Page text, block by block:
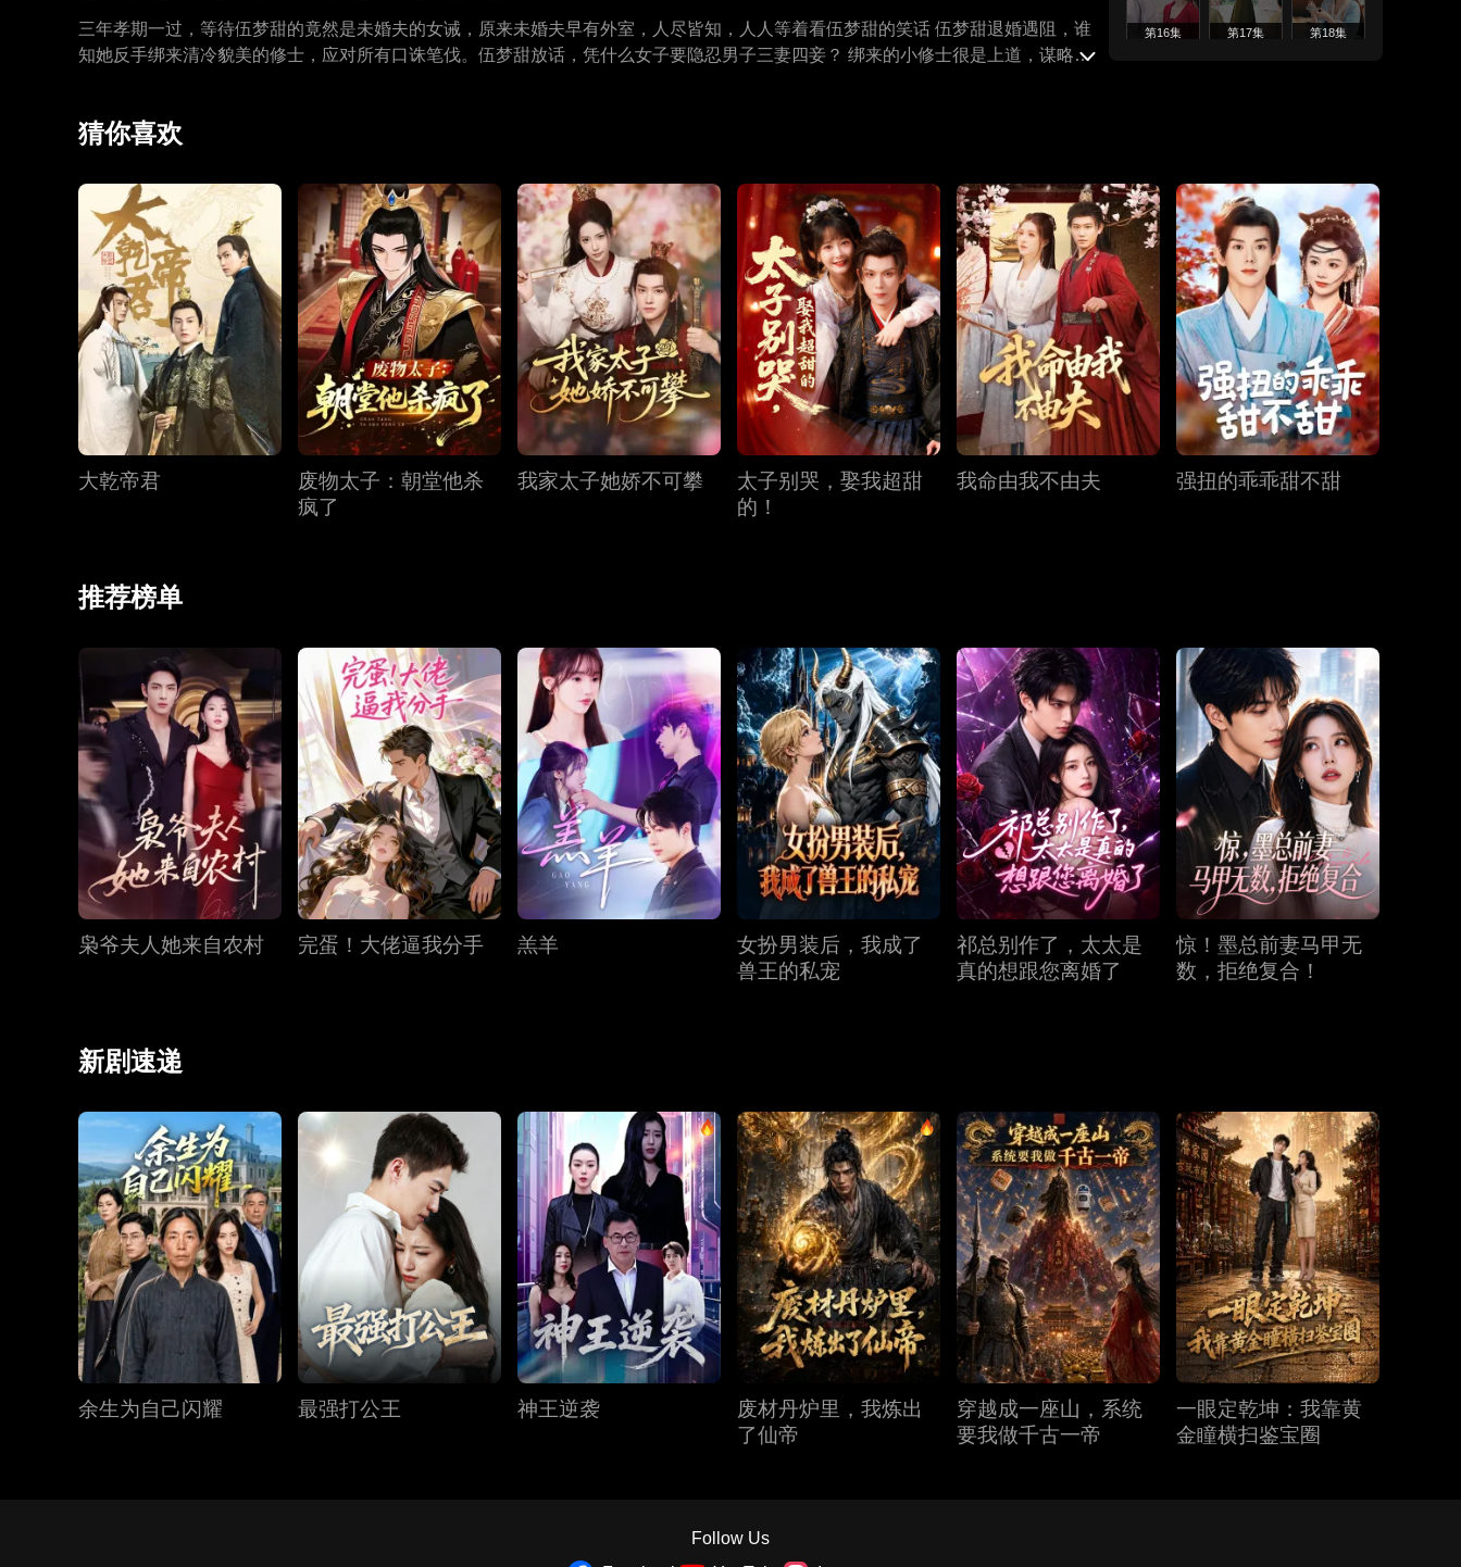
三年孝期一过，等待伍梦甜的竟然是未婚夫的女诫，原来未婚夫早有外室，人尽皆知，人人等着看伍梦甜的笑话 伍梦甜退婚遇阻，谁
知她反手绑来清冷貌美的修士，应对所有口诛笔伐。伍梦甜放话，凭什么女子要隐忍男子三妻四妾？ 绑来的小修士很是上道，谋略得
第16集 第17集 第18集
第22集 第23集 第24集
第25集 第26集 第27集
第28集 第29集 第30集
第34集 第35集 第36集
第37集 第38集 第39集
第40集
猜你喜欢
大乾帝君
废物太子：朝堂他杀
疯了
我家太子她娇不可攀
太子别哭，娶我超甜
的！
我命由我不由夫 强扭的乖乖甜不甜
推荐榜单
枭爷夫人她来自农村 完蛋！大佬逼我分手 羔羊
女扮男装后，我成了
兽王的私宠
祁总别作了，太太是
真的想跟您离婚了
惊！墨总前妻马甲无
数，拒绝复合！
新剧速递
余生为自己闪耀 最强打公王 神王逆袭
废材丹炉里，我炼出
了仙帝
穿越成一座山，系统
要我做千古一帝
一眼定乾坤：我靠黄
金瞳横扫鉴宝圈
Follow Us